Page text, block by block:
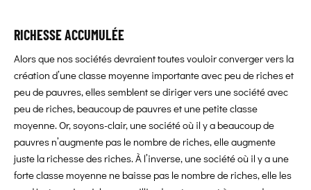
RICHESSE ACCUMULÉE
Alors que nos sociétés devraient toutes vouloir converger vers la
création d’une classe moyenne importante avec peu de riches et
peu de pauvres, elles semblent se diriger vers une société avec
peu de riches, beaucoup de pauvres et une petite classe
moyenne. Or, soyons-clair, une société où il y a beaucoup de
pauvres n’augmente pas le nombre de riches, elle augmente
juste la richesse des riches. À l’inverse, une société où il y a une
forte classe moyenne ne baisse pas le nombre de riches, elle les